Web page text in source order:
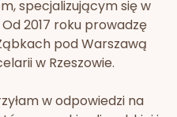
specjalizującym się w
2017 roku prowadzę
pod Warszawą
w Rzeszowie.
w odpowiedzi na